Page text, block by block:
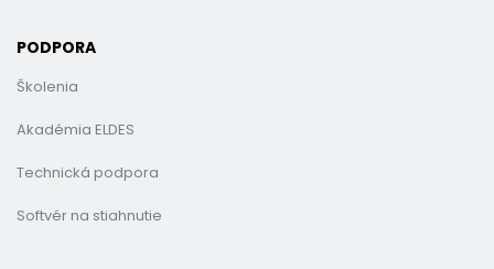
PODPORA
Školenia
Akadémia ELDES
Technická podpora
Softvér na stiahnutie